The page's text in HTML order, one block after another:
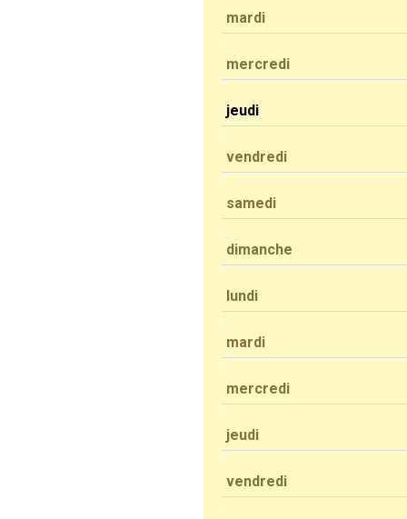
mardi
mercredi
jeudi
vendredi
samedi
dimanche
lundi
mardi
mercredi
jeudi
vendredi